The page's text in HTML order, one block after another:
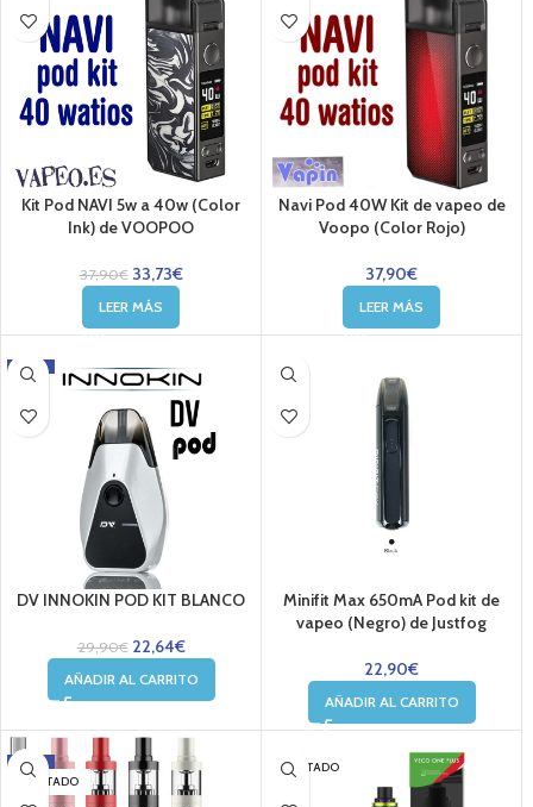
Kit Pod NAVI 5w a 40w (Color
Ink) de VOOPOO
37,90€ 33,73€
LEER MÁS
Navi Pod 40W Kit de vapeo de
Voopo (Color Rojo)
37,90€
LEER MÁS
-24%
DV INNOKIN POD KIT BLANCO
29,90€ 22,64€
AÑADIR AL CARRITO
Minifit Max 650mA Pod kit de
vapeo (Negro) de Justfog
22,90€
AÑADIR AL CARRITO
-22%
AGOTADO
AGOTADO